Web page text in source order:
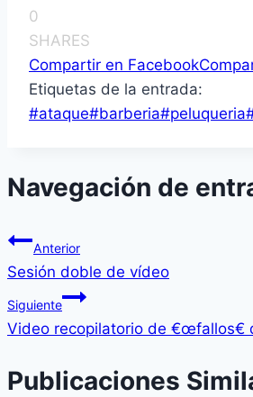
0
SHARES
Compartir en Facebook
Etiquetas de la entrada:
#ataque#barberia#peluqueria
Navegación de
Anterior
Sesión doble de ví­deo
Siguiente
Video recopilatorio de €œfallos€
Publicaciones